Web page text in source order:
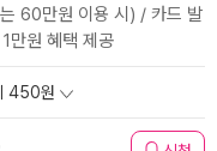
60만원 이용 시) / 카드 발
만원 혜택 제공
450원